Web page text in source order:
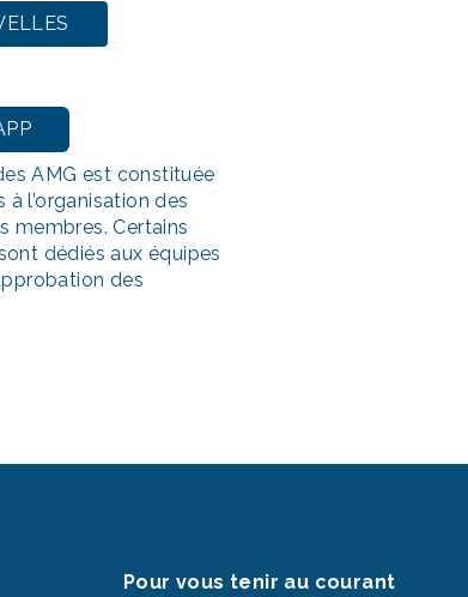
AMG est constituée
l’organisation des
membres. Certains
dédiés aux équipes
des
Pour vous tenir au courant